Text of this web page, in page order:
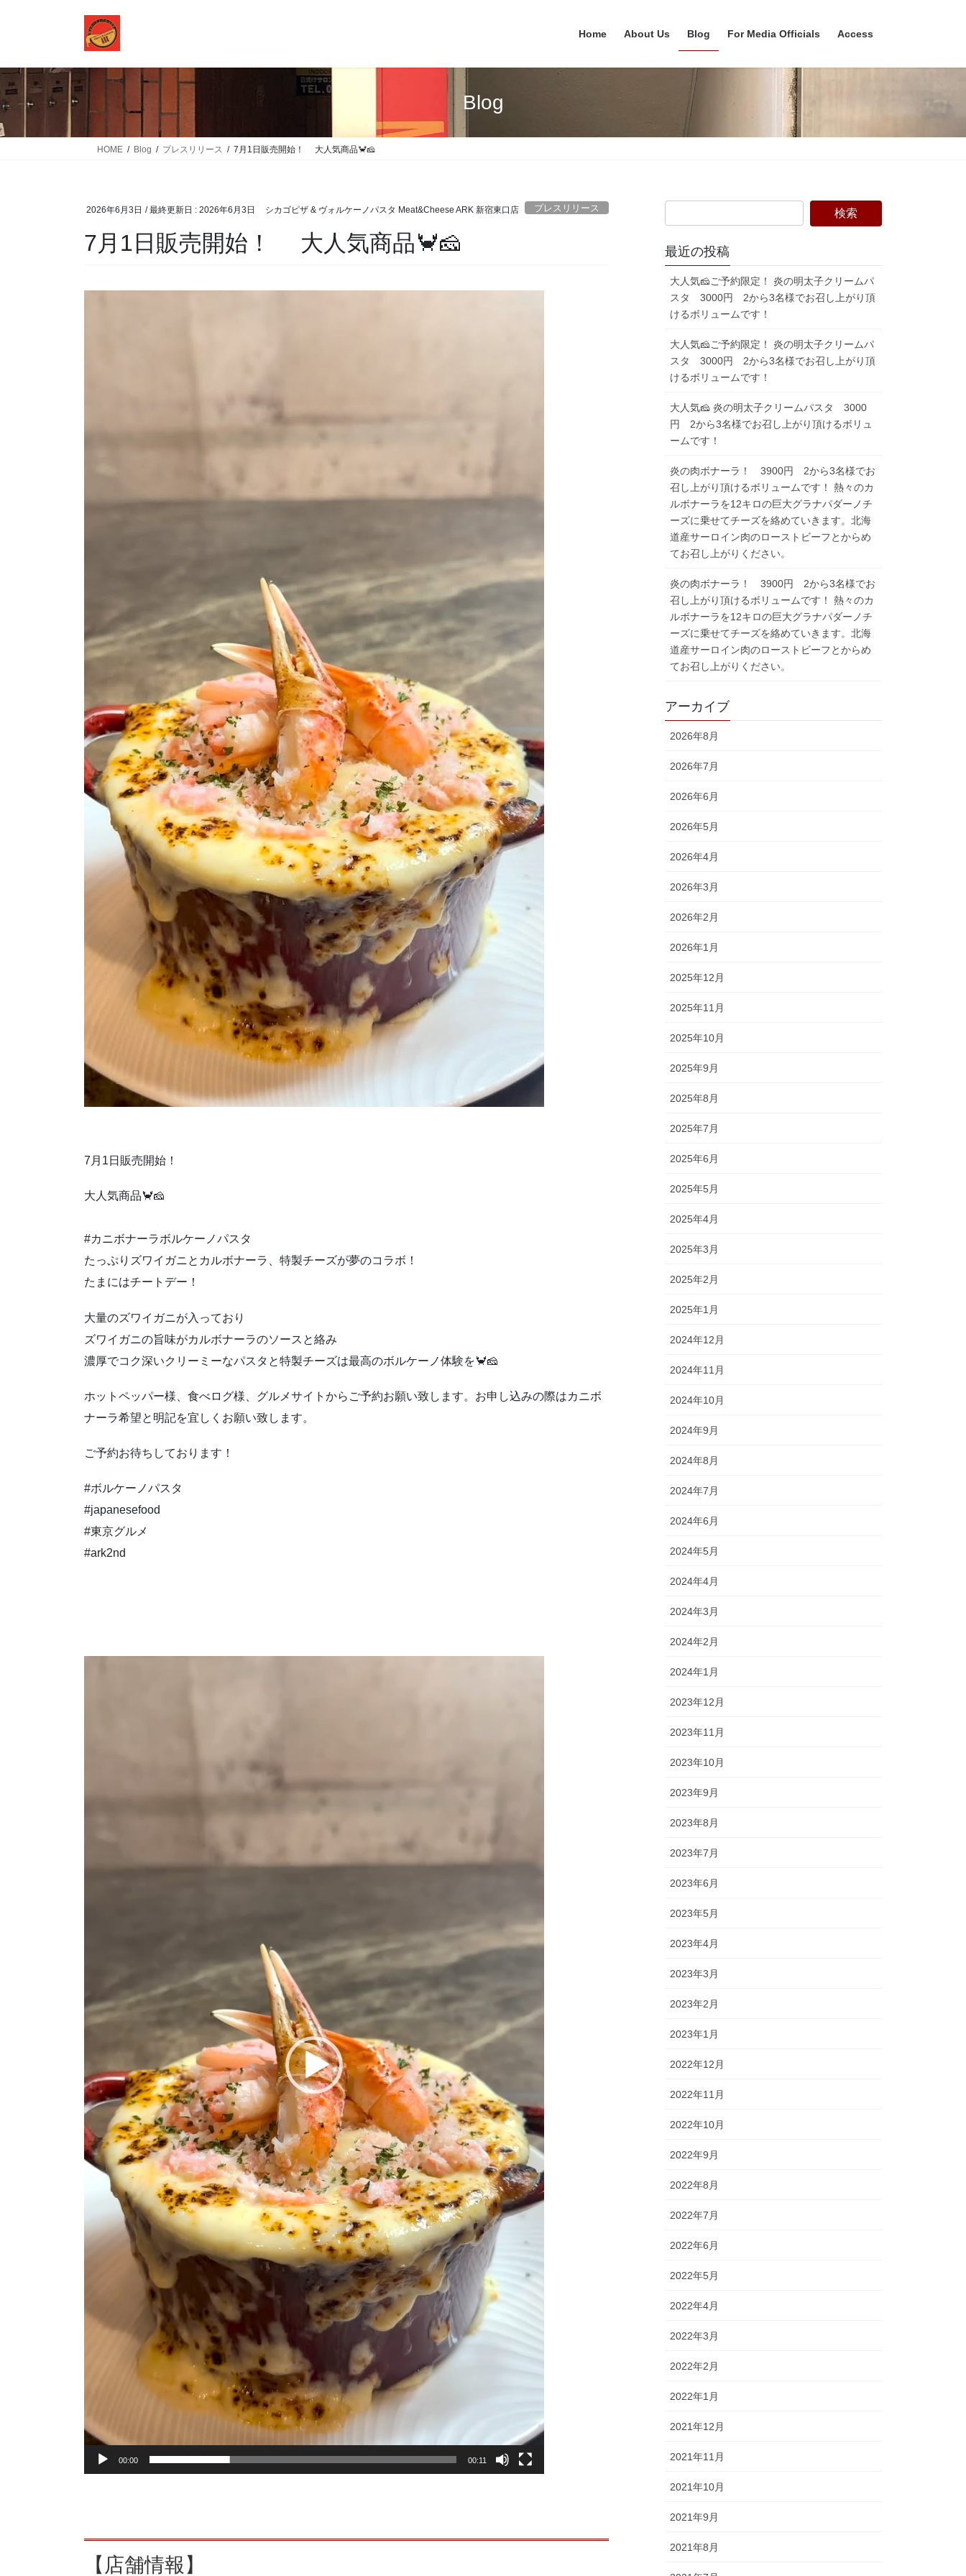
ツ
に
移
動
シ
ョ
ン
に
Home About Us Blog For Media Officials Access
Blog
HOME Blog プレスリリース 7月1日販売開始！ 大人気商品🦀🧀
2026年6月3日 / 最終更新日 : 2026年6月3日 シカゴピザ & ヴォルケーノパスタ Meat&Cheese ARK 新宿東口店 プレスリリース
7月1日販売開始！ 大人気商品🦀🧀
7月1日販売開始！
大人気商品🦀🧀
#カニボナーラボルケーノパスタ
たっぷりズワイガニとカルボナーラ、特製チーズが夢のコラボ！
たまにはチートデー！
大量のズワイガニが入っており
ズワイガニの旨味がカルボナーラのソースと絡み
濃厚でコク深いクリーミーなパスタと特製チーズは最高のボルケーノ体験を🦀🧀
ホットペッパー様、食べログ様、グルメサイトからご予約お願い致します。お申し込みの際はカニボ
ナーラ希望と明記を宜しくお願い致します。
ご予約お待ちしております！
#ボルケーノパスタ
#japanesefood
#東京グルメ
#ark2nd
00:00 00:11
【店舗情報】
最近の投稿
大人気🧀ご予約限定！ 炎の明太子クリームパ
スタ 3000円 2から3名様でお召し上がり頂
けるボリュームです！
大人気🧀ご予約限定！ 炎の明太子クリームパ
スタ 3000円 2から3名様でお召し上がり頂
けるボリュームです！
大人気🧀 炎の明太子クリームパスタ 3000
円 2から3名様でお召し上がり頂けるボリュ
ームです！
炎の肉ボナーラ！ 3900円 2から3名様でお
召し上がり頂けるボリュームです！ 熱々のカ
ルボナーラを12キロの巨大グラナパダーノチ
ーズに乗せてチーズを絡めていきます。北海
道産サーロイン肉のローストビーフとからめ
てお召し上がりください。
炎の肉ボナーラ！ 3900円 2から3名様でお
召し上がり頂けるボリュームです！ 熱々のカ
ルボナーラを12キロの巨大グラナパダーノチ
ーズに乗せてチーズを絡めていきます。北海
道産サーロイン肉のローストビーフとからめ
てお召し上がりください。
アーカイブ
2026年8月
2026年7月
2026年6月
2026年5月
2026年4月
2026年3月
2026年2月
2026年1月
2025年12月
2025年11月
2025年10月
2025年9月
2025年8月
2025年7月
2025年6月
2025年5月
2025年4月
2025年3月
2025年2月
2025年1月
2024年12月
2024年11月
2024年10月
2024年9月
2024年8月
2024年7月
2024年6月
2024年5月
2024年4月
2024年3月
2024年2月
2024年1月
2023年12月
2023年11月
2023年10月
2023年9月
2023年8月
2023年7月
2023年6月
2023年5月
2023年4月
2023年3月
2023年2月
2023年1月
2022年12月
2022年11月
2022年10月
2022年9月
2022年8月
2022年7月
2022年6月
2022年5月
2022年4月
2022年3月
2022年2月
2022年1月
2021年12月
2021年11月
2021年10月
2021年9月
2021年8月